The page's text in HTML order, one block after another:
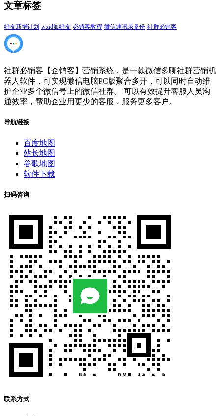
文章标签
好友新增计划 wxid加好友 必销客教程 微信通讯录备份 社群必销客
社群必销客【企销客】营销系统，是一款微信多聊社群营销机
器人软件，可实现微信电脑PC版聚合多开，可以同时自动维
护企业多个微信号上的微信社群。 可以有效提升客服人员沟
通效率，帮助企业用更少的客服，服务更多客户。
导航链接
百度地图
站长地图
谷歌地图
软件下载
扫码咨询
联系方式